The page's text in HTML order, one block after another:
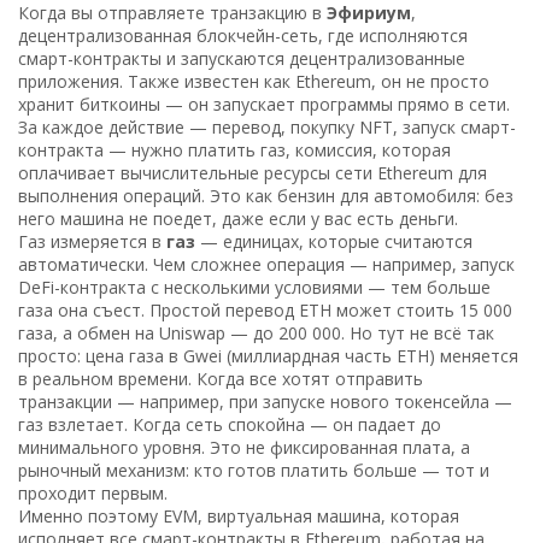
Когда вы отправляете транзакцию вЭфириум,
децентрализованная блокчейн-сеть, где исполняются
смарт-контракты и запускаются децентрализованные
приложения. Также известен как Ethereum, он не просто
хранит биткоины — он запускает программы прямо в сети.
За каждое действие — перевод, покупку NFT, запуск смарт-
контракта — нужно платитьгаз,комиссия, которая
оплачивает вычислительные ресурсы сети Ethereum для
выполнения операций. Это как бензин для автомобиля: без
него машина не поедет, даже если у вас есть деньги.
Газ измеряется в газ — единицах, которые считаются
автоматически. Чем сложнее операция — например, запуск
DeFi-контракта с несколькими условиями — тем больше
газа она съест. Простой перевод ETH может стоить 15 000
газа, а обмен на Uniswap — до 200 000. Но тут не всё так
просто: цена газа в Gwei (миллиардная часть ETH) меняется
в реальном времени. Когда все хотят отправить
транзакции — например, при запуске нового токенсейла —
газ взлетает. Когда сеть спокойна — он падает до
минимального уровня. Это не фиксированная плата, а
рыночный механизм: кто готов платить больше — тот и
проходит первым.
Именно поэтому EVM,виртуальная машина, которая